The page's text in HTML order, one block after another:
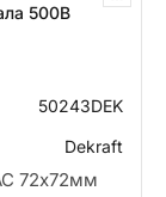
500В
50243DEK
Dekraft
72х72мм